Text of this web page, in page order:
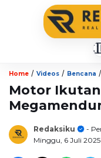
Home / Videos / Bencana /
Motor
Redaksiku
-
Minggu, 6 Juli 2025